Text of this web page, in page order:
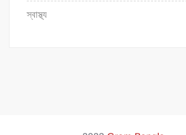
স্বাস্থ্য